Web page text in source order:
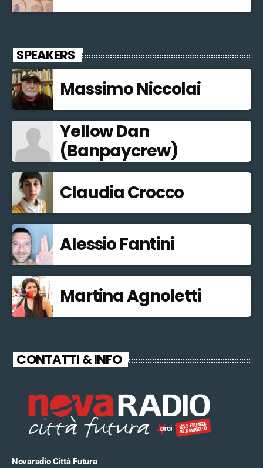
SPEAKERS
Massimo Niccolai
Yellow Dan
(Banpaycrew)
Claudia Crocco
Alessio Fantini
Martina Agnoletti
CONTATTI & INFO
Novaradio Città Futura